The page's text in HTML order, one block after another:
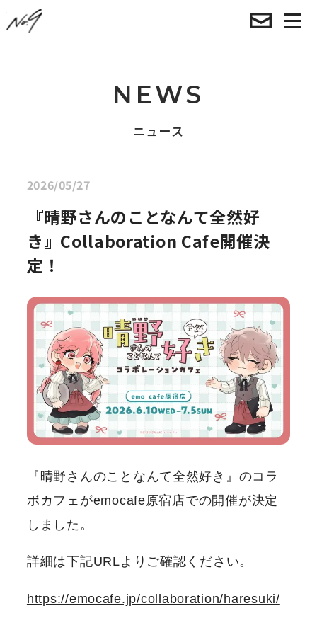
NEWS
ニュース
2026/05/27
『晴野さんのことなんて全然好
き』Collaboration Cafe開催決
定！
『晴野さんのことなんて全然好き』のコラ
ボカフェがemocafe原宿店での開催が決定
しました。
詳細は下記URLよりご確認ください。
https://emocafe.jp/collaboration/haresuki/